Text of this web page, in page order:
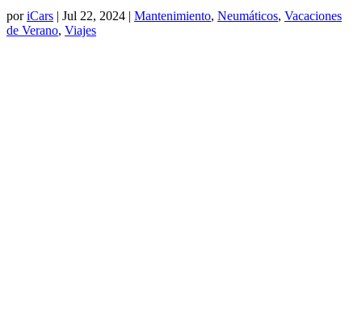
poriCars | Jul 22, 2024 | Mantenimiento, Neumáticos, Vacaciones
de Verano, Viajes